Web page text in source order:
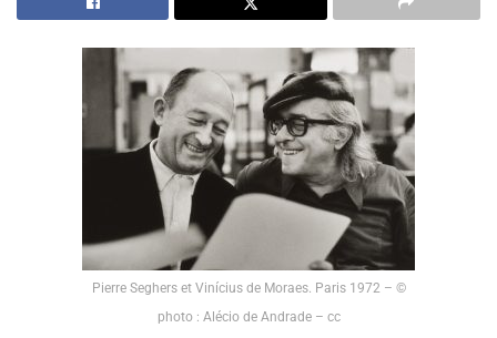
Pierre Seghers et Vinícius de Moraes. Paris 1972 – ©
photo : Alécio de Andrade – cc